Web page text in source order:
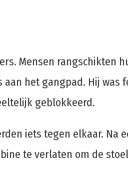
Mensen rangschikten
het gangpad. Hij
geblokkeerd.
iets tegen elkaar. Na
te verlaten om de